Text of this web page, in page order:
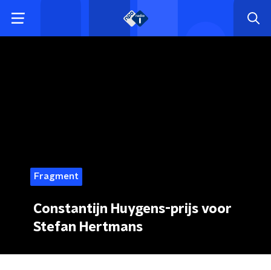
Fragment
Constantijn Huygens-prijs voor
Stefan Hertmans